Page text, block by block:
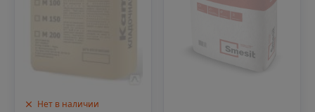
Нет в наличии